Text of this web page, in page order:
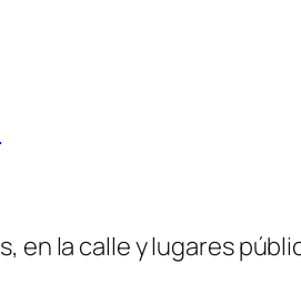
en la calle y lugares